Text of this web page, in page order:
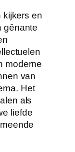
kijkers en
gênante
moderne
van
Het
als
liefde